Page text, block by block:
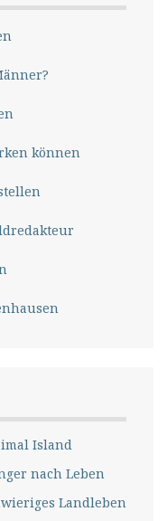
können
Island
nach Leben
Landleben